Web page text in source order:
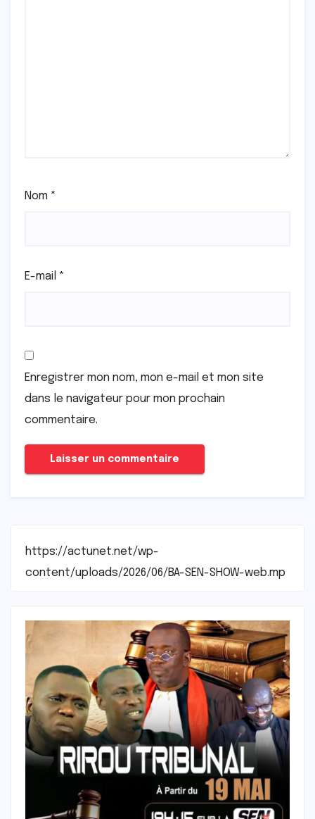
Nom *
E-mail *
Enregistrer mon nom, mon e-mail et mon site
dans le navigateur pour mon prochain
commentaire.
https://actunet.net/wp-
content/uploads/2026/06/BA-SEN-SHOW-web.mp